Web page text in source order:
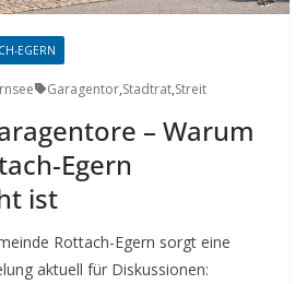
EGERN
Garagentor,Stadtrat,Streit
– Warum
Egern
ist
Rottach-Egern sorgt eine
aktuell für Diskussionen: